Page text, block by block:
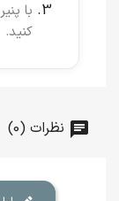
با
کنید.
نظرات (0)